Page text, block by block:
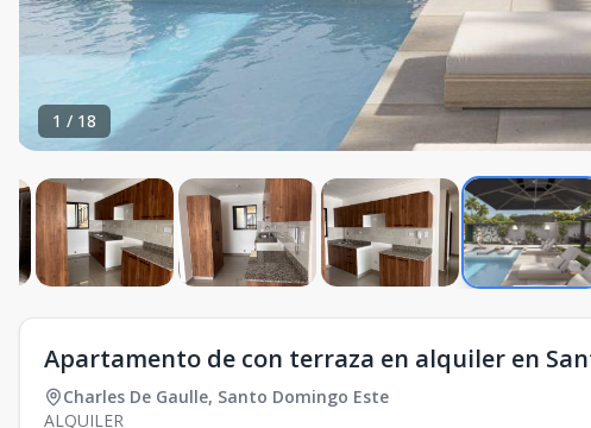
1 / 18
Apartamento de con terraza en alquiler en
Charles De Gaulle, Santo Domingo Este
ALQUILER